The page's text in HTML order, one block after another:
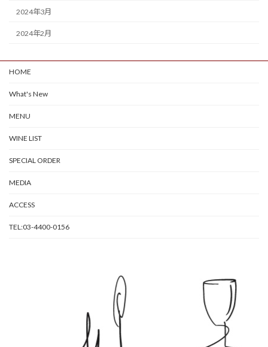
2024年3月
2024年2月
HOME
What's New
MENU
WINE LIST
SPECIAL ORDER
MEDIA
ACCESS
TEL:03-4400-0156